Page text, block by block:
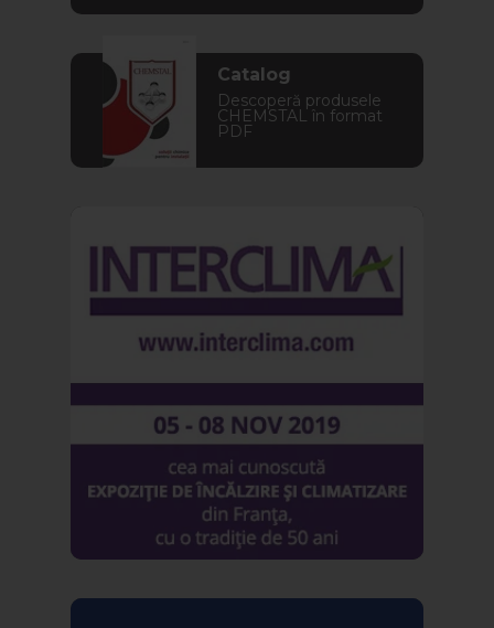
Catalog
Descoperă produsele
CHEMSTAL în format
PDF